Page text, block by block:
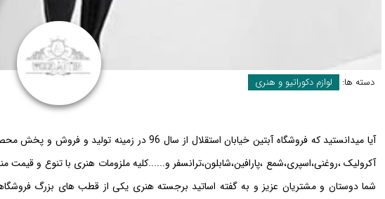
دسته ها: لوازم دکوراتیو و هنری
آکرولیک ،روغنی،اسپری،شمع ،پارافین،شابلون،ترانسفر و......کلیه ملزومات هنری با تنوع و
شما دوستان و مشتریان عزیز و به گفته اساتید برجسته هنری یکی از قطب های بزرگ